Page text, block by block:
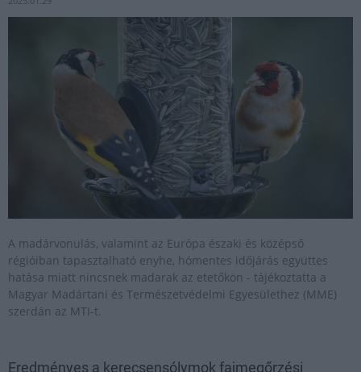
A madárvonulás, valamint az Európa északi és középső
régióiban tapasztalható enyhe, hómentes időjárás együttes
hatása miatt nincsnek madarak az etetőkön - tájékoztatta a
Magyar Madártani és Természetvédelmi Egyesülethez (MME)
szerdán az MTI-t.
Eredményes a kerecsensólymok fajmegőrzési